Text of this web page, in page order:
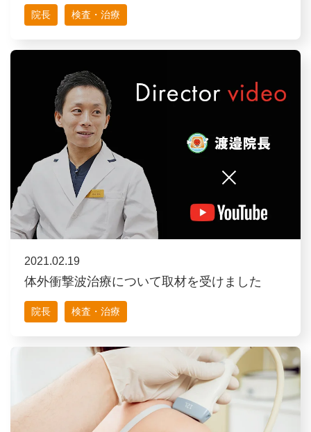
院長 検査・治療
2021.02.19
体外衝撃波治療について取材を受けました
院長 検査・治療